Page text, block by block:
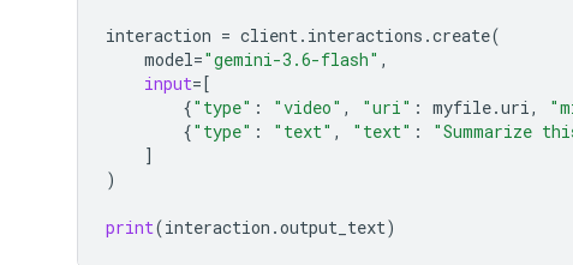
interaction = client. interactions .create(
model="gemini-3.6-flash" ,
input=[
{"type" : "video" , "uri" : myfile.uri,
{"type" : "text" , "text" :
"Summarize
]
)
print(interaction .output_text)